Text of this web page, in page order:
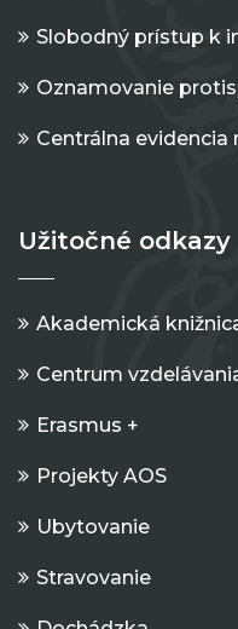
Slobodný prístup k
Oznamovanie
Centrálna evidencia
Užitočné odkazy
Akademická
Centrum
Erasmus +
Projekty AOS
Ubytovanie
Stravovanie